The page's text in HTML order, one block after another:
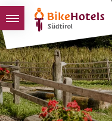
BIKEHOTELS
HOTELS &
TOUREN &
SÜDTIROL &